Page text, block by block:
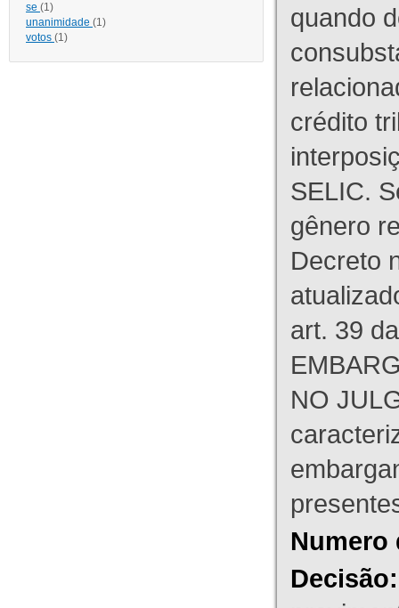
se (1)
unanimidade (1)
votos (1)
quando
crédito
SELIC.
gênero
Decreto
art. 39
NO
Numero
Decisão: